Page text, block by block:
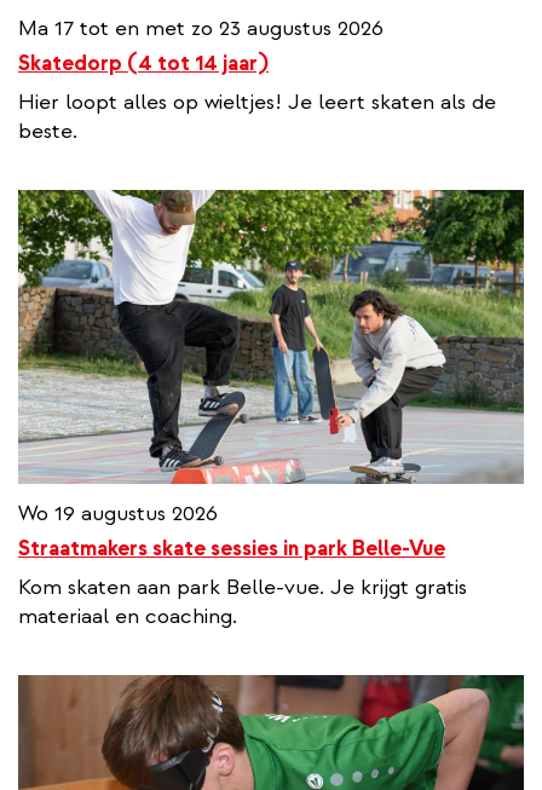
Ma 17 tot en met zo 23 augustus 2026
Skatedorp (4 tot 14 jaar)
Hier loopt alles op wieltjes! Je leert skaten als de
beste.
Wo 19 augustus 2026
Straatmakers skate sessies in park Belle-Vue
Kom skaten aan park Belle-vue. Je krijgt gratis
materiaal en coaching.